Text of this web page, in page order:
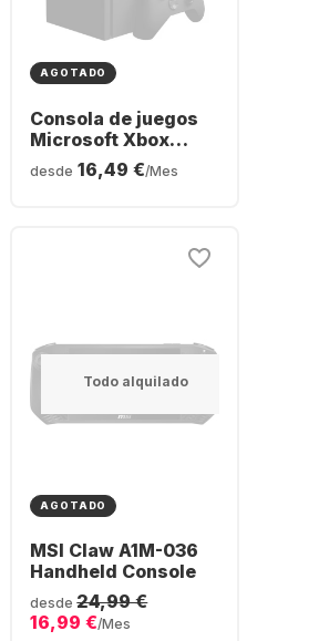
AGOTADO
Consola de juegos
Microsoft Xbox
Series X
desde 16,49 €/Mes
Todo alquilado
AGOTADO
MSI Claw A1M-036
Handheld Console
desde 24,99 €
16,99 €/Mes